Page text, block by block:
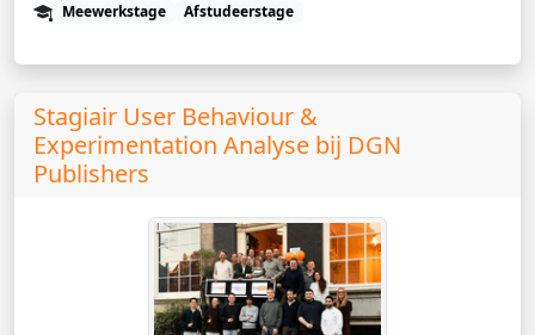
Meewerkstage
Afstudeerstage
Stagiair User Behaviour &
Experimentation Analyse bij DGN
Publishers